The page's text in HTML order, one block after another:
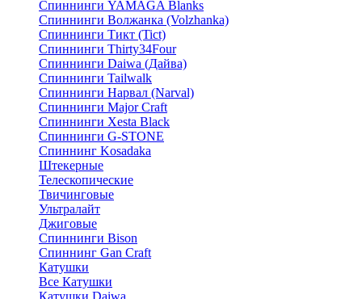
Спиннинги YAMAGA Blanks
Спиннинги Волжанка (Volzhanka)
Спиннинги Тикт (Tict)
Спиннинги Thirty34Four
Спиннинги Daiwa (Дайва)
Спиннинги Tailwalk
Спиннинги Нарвал (Narval)
Спиннинги Major Craft
Спиннинги Xesta Black
Спиннинги G-STONE
Спиннинг Kosadaka
Штекерные
Телескопические
Твичинговые
Ультралайт
Джиговые
Спиннинги Bison
Спиннинг Gan Craft
Катушки
Все Катушки
Катушки Daiwa